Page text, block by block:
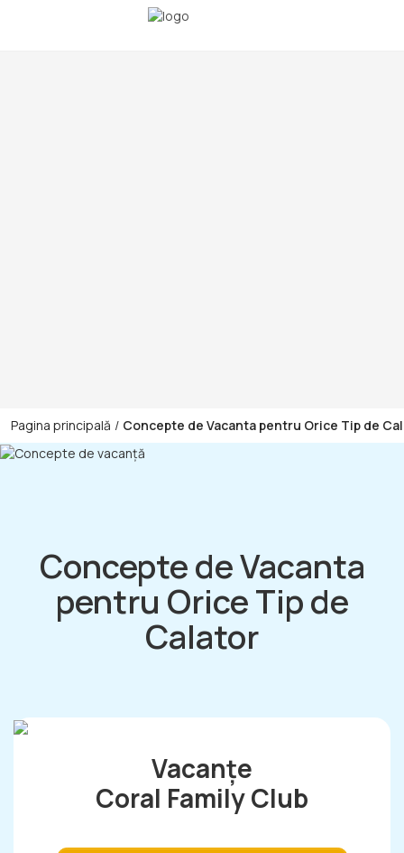
Pagina principală / Concepte de Vacanta pentru Orice Tip de
Concepte de Vacanta
pentru Orice Tip de
Calator
Vacanțe
Coral Family Club